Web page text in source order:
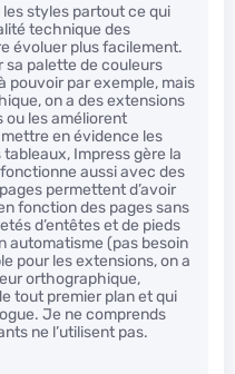
styles partout ce qui
technique des
évoluer plus facilement.
sa palette de couleurs
pouvoir par exemple, mais
on a des extensions
les améliorent
en évidence les
Impress gère la
aussi avec des
permettent d’avoir
fonction des pages sans
d’entêtes et de pieds
automatisme (pas besoin
pour les extensions, on a
orthographique,
tout premier plan et qui
Je ne comprends
ne l’utilisent pas.